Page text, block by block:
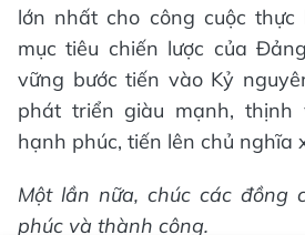
lớn nhất cho công cuộc
mục tiêu chiến lược của
vững bước tiến vào Kỷ
phát triển giàu mạnh, thịnh
hạnh phúc, tiến lên chủ nghĩa
Một lần nữa, chúc các đồng
phúc và thành công.